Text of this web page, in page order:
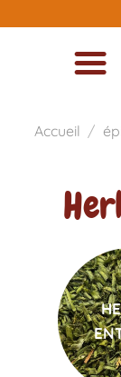
au
Accueil /